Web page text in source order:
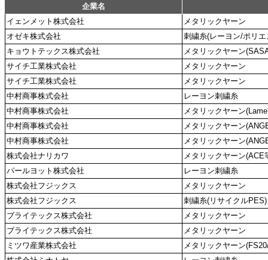
企業名
イェンメット株式会社
メタリックヤーン
オゼキ株式会社
刺繍糸(レーヨン/ポリ
キョウトテックス株式会社
メタリックヤーン
サイチ工業株式会社
メタリックヤーン
サイチ工業株式会社
メタリックヤーン
中村商事株式会社
レーヨン刺繍糸
中村商事株式会社
メタリックヤーン
中村商事株式会社
メタリックヤーン
中村商事株式会社
メタリックヤーン
株式会社ナリカワ
メタリックヤーン(ACE
パールヨット株式会社
レーヨン刺繍糸
株式会社フジックス
メタリックヤーン
株式会社フジックス
刺繍糸(リサイクルPES)
ブライテックス株式会社
メタリックヤーン
ブライテックス株式会社
メタリックヤーン
ミツワ産業株式会社
メタリックヤーン